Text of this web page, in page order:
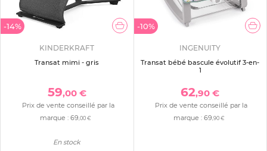
-14%
KINDERKRAFT
Transat mimi - gris
59,00 €
Prix de vente conseillé par la
marque :69,00 €
En stock
-10%
INGENUITY
Transat bébé bascule évolutif 3-en-
1
62,90 €
Prix de vente conseillé par la
marque : 69,90 €